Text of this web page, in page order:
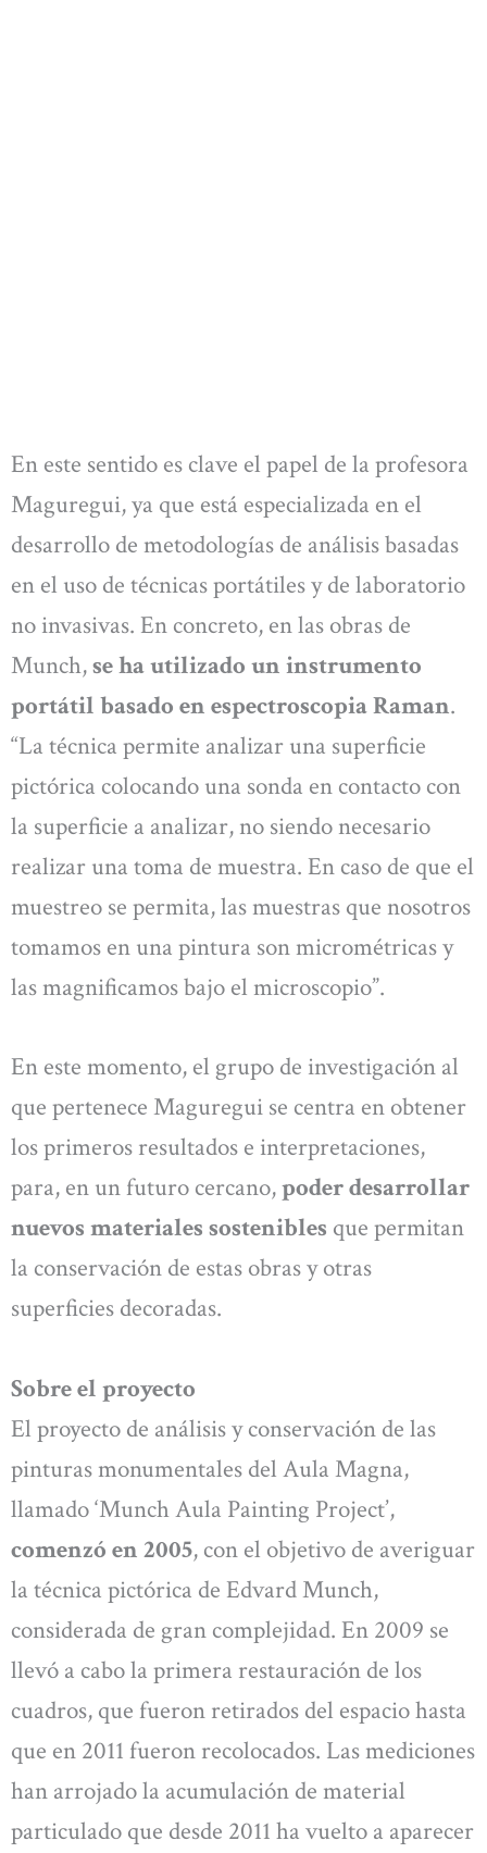
En este sentido es clave el papel de la profesora
Maguregui, ya que está especializada en el
desarrollo de metodologías de análisis basadas
en el uso de técnicas portátiles y de laboratorio
no invasivas. En concreto, en las obras de
Munch,se ha utilizado un instrumento
portátil basado en espectroscopia Raman.
“La técnica permite analizar una superficie
pictórica colocando una sonda en contacto con
la superficie a analizar, no siendo necesario
realizar una toma de muestra. En caso de que el
muestreo se permita, las muestras que nosotros
tomamos en una pintura son micrométricas y
las magnificamos bajo el microscopio”.
En este momento, el grupo de investigación al
que pertenece Maguregui se centra en obtener
los primeros resultados e interpretaciones,
para, en un futuro cercano,poder desarrollar
nuevos materiales sostenibles que permitan
la conservación de estas obras y otras
superficies decoradas.
Sobre el proyecto
El proyecto de análisis y conservación de las
pinturas monumentales del Aula Magna,
llamado ‘Munch Aula Painting Project’,
comenzó en 2005, con el objetivo de averiguar
la técnica pictórica de Edvard Munch,
considerada de gran complejidad. En 2009 se
llevó a cabo la primera restauración de los
cuadros, que fueron retirados del espacio hasta
que en 2011 fueron recolocados. Las mediciones
han arrojado la acumulación de material
particulado que desde 2011 ha vuelto a aparecer